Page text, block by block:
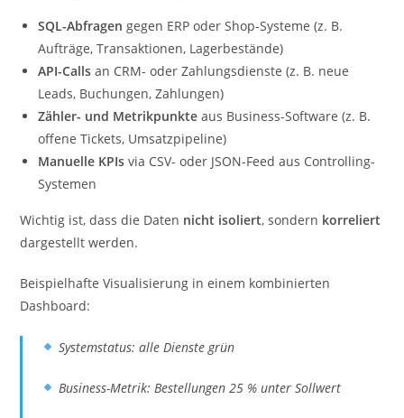
SQL-Abfragen gegen ERP oder Shop-Systeme (z. B.
Aufträge, Transaktionen, Lagerbestände)
API-Calls an CRM- oder Zahlungsdienste (z. B. neue
Leads, Buchungen, Zahlungen)
Zähler- und Metrikpunkte aus Business-Software (z. B.
offene Tickets, Umsatzpipeline)
Manuelle KPIs via CSV- oder JSON-Feed aus Controlling-
Systemen
Wichtig ist, dass die Daten nicht isoliert, sondern korreliert
dargestellt werden.
Beispielhafte Visualisierung in einem kombinierten
Dashboard:
Systemstatus: alle Dienste grün
Business-Metrik: Bestellungen 25 % unter Sollwert